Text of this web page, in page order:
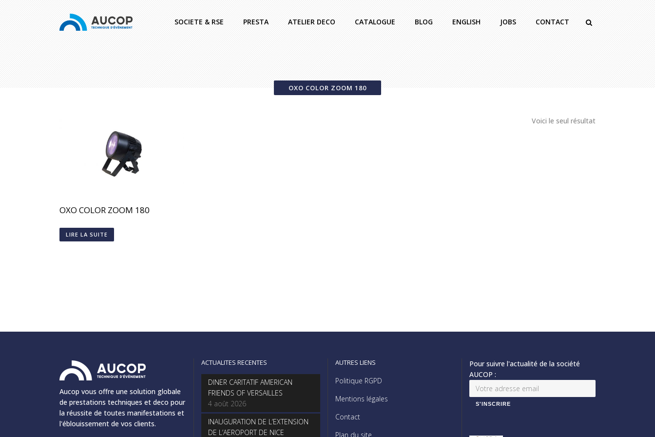
SOCIETE & RSE PRESTA ATELIER DECO CATALOGUE BLOG ENGLISH JOBS CONTACT
OXO COLOR ZOOM 180
Voici le seul résultat
OXO COLOR ZOOM 180
LIRE LA SUITE
Aucop vous offre une solution globale
de prestations techniques et deco pour
la réussite de toutes manifestations et
l'éblouissement de vos clients.
ACTUALITES RECENTES
DINER CARITATIF AMERICAN
FRIENDS OF VERSAILLES
4 août 2026
INAUGURATION DE L’EXTENSION
DE L’AEROPORT DE NICE
AUTRES LIENS
Politique RGPD
Mentions légales
Contact
Plan du site
Pour suivre l'actualité de la société
AUCOP :